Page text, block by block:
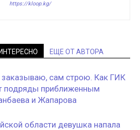
https://kloop.kg/
ЕЩЕ ОТ АВТОРА
сам строю. Как ГИК
подряды приближенным
и Жапарова
области девушка напала